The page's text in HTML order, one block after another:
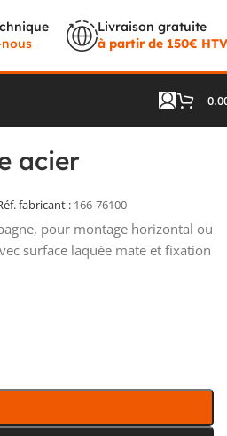
Livraison gratuite
à partir de 150€
acier
fabricant :166-76100
pour montage horizontal ou
surface laquée mate et fixation